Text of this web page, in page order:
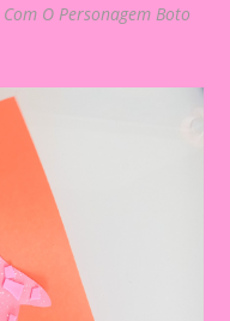
O Personagem Boto